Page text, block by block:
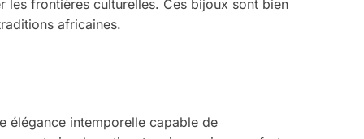
les frontières culturelles. Ces bijoux sont bien
africaines.
élégance intemporelle capable de